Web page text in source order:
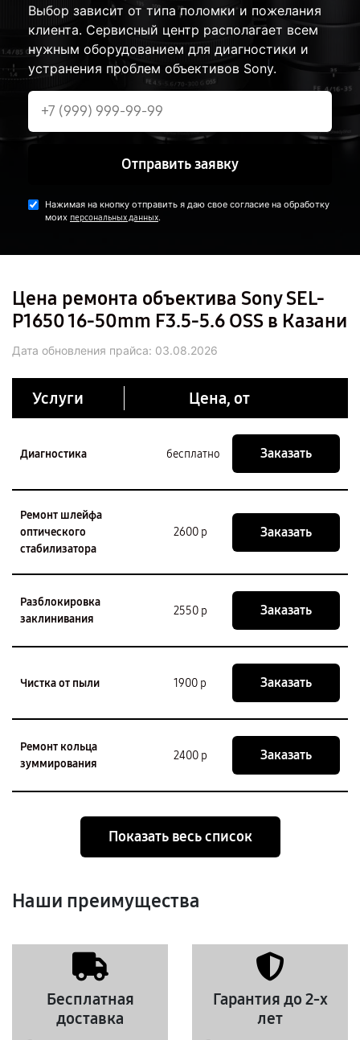
Выбор зависит от типа поломки и пожелания
клиента. Сервисный центр располагает всем
нужным оборудованием для диагностики и
устранения проблем объективов Sony.
Отправить заявку
Нажимая на кнопку отправить я даю свое согласие на обработку
моих персональных данных.
Цена ремонта объектива Sony SEL-
P1650 16-50mm F3.5-5.6 OSS в Казани
Дата обновления прайса: 03.08.2026
Услуги Цена, от
Диагностика бесплатно Заказать
Ремонт шлейфа
оптического
стабилизатора
2600 р Заказать
Разблокировка
заклинивания
2550 р Заказать
Чистка от пыли 1900 р Заказать
Ремонт кольца
зуммирования
2400 р Заказать
Показать весь список
Наши преимущества
Бесплатная
доставка
Гарантия до 2-х
лет